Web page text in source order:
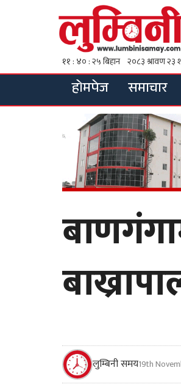
होमपेज समाचार
लुम्बिनी समय19th